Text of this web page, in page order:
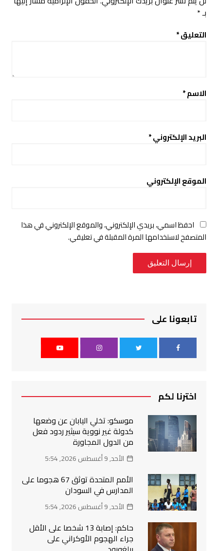
بـ*
التعليق*
الاسم*
البريد الإلكتروني*
الموقع الإلكتروني
احفظ اسمي، بريدي الإلكتروني، والموقع الإلكتروني في هذا
المتصفح لاستخدامها المرة المقبلة في تعليقي.
تابعونا على
اخترنا لكم
موسكو: تخلي اليابان عن وضعها
كدولة غير نووية سيثير ردود فعل
من الدول المجاورة
الأحد, 9 أغسطس 2026, 5:54
الأمم المتحدة توثق 67 هجوما على
المدارس في السودان
الأحد, 9 أغسطس 2026, 5:54
حاكم: إصابة 13 شخصا على الأقل
جراء الهجوم الأوكراني على